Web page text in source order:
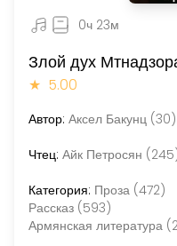
0ч 23м
Злой дух
★ 5.00
Автор: Аксел Бакунц (30)
Чтец: Айк Петросян
Категория: Проза (472)
Рассказ (593)
Армянская литература